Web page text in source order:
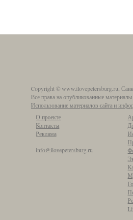
Copyright © www.ilovepetersburg.ru,
Все права на опубликованные
Использование материалов сайта и
О проекте
Контакты
Реклама
info@ilovepetersburg.ru